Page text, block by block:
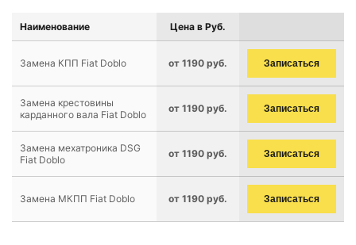
Наименование Цена в Руб.
Замена КПП Fiat Doblo от 1190 руб. Записаться
Замена крестовины
карданного вала Fiat Doblo
от 1190 руб. Записаться
Замена мехатроника DSG
Fiat Doblo
от 1190 руб. Записаться
Замена МКПП Fiat Doblo от 1190 руб. Записаться